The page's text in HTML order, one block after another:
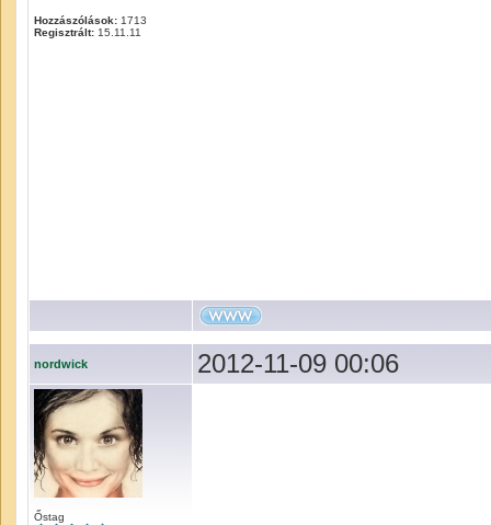
Hozzászólások: 1713
Regisztrált: 15.11.11
nordwick 2012-11-09 00:06
Őstag